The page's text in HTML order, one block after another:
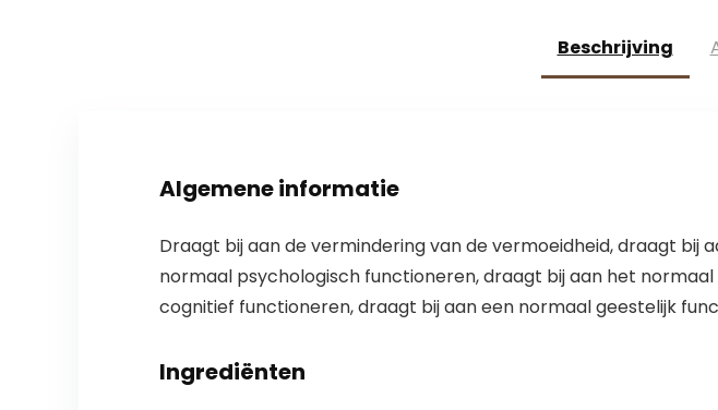
Beschrijving
Algemene informatie
Draagt bij aan de vermindering van de vermoeidheid, draagt
normaal psychologisch functioneren, draagt bij aan het
cognitief functioneren, draagt bij aan een normaal geestelijk
Ingrediënten